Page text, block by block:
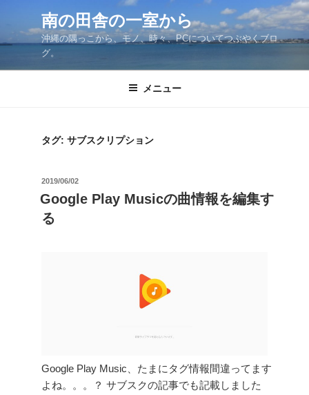
テ
ツ
南の田舎の一室から
沖縄の隅っこから、モノ、時々、PCについてつぶやくブロ
グ。
メニュー
タグ: サブスクリプション
投
稿
日:
2019/06/02
Google Play Musicの曲情報を編集す
る
Google Play Music、たまにタグ情報間違ってます
よね。。。？ サブスクの記事でも記載しました